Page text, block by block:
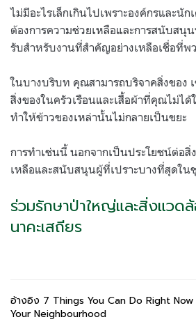
ไม่มีอะไรเล็กเกินไปเพราะองค์กรและนั
ต้องการความช่วยเหลือและการสนับสนุ
รับสำหรับงานที่สำคัญอย่างเหลือเชื่อที่พ
ในบางบริบท คุณสามารถบริจาคสิ่งของ
สิ่งของในครัวเรือนและเสื้อผ้าที่คุณไม่ได้
ทำให้ข้าวของเหล่านั้นไม่กลายเป็นขยะ
การทำเช่นนี้ นอกจากเป็นประโยชน์ต่อสิ่
เหลือและสนับสนุนผู้ที่เปราะบางที่สุดใน
ร่วมรักษาป่าใหญ่และสิ่งแวด
นาคะเสถียร
อ้างอิง 7 Things You Can Do Right
Your Neighbourhood